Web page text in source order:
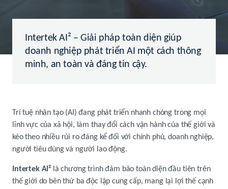
Intertek AI² – Giải pháp toàn diện giúp
doanh nghiệp phát triển AI một cách thông
minh, an toàn và đáng tin cậy.
Trí tuệ nhân tạo (AI) đang phát triển nhanh chóng trong mọi
lĩnh vực của xã hội, làm thay đổi cách vận hành của thế giới và
kéo theo nhiều rủi ro đáng kể đối với chính phủ, doanh nghiệp,
người tiêu dùng và người lao động.
Intertek AI² là chương trình đảm bảo toàn diện đầu tiên trên
thế giới do bên thứ ba độc lập cung cấp, mang lại lợi thế cạnh